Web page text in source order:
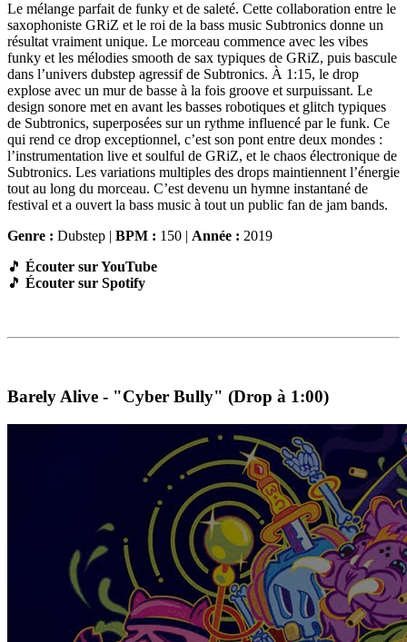
Le mélange parfait de funky et de saleté. Cette collaboration entre le
saxophoniste GRiZ et le roi de la bass music Subtronics donne un
résultat vraiment unique. Le morceau commence avec les vibes
funky et les mélodies smooth de sax typiques de GRiZ, puis bascule
dans l’univers dubstep agressif de Subtronics. À 1:15, le drop
explose avec un mur de basse à la fois groove et surpuissant. Le
design sonore met en avant les basses robotiques et glitch typiques
de Subtronics, superposées sur un rythme influencé par le funk. Ce
qui rend ce drop exceptionnel, c’est son pont entre deux mondes :
l’instrumentation live et soulful de GRiZ, et le chaos électronique de
Subtronics. Les variations multiples des drops maintiennent l’énergie
tout au long du morceau. C’est devenu un hymne instantané de
festival et a ouvert la bass music à tout un public fan de jam bands.
Genre : Dubstep | BPM : 150 | Année : 2019
🎵 Écouter sur YouTube
🎵 Écouter sur Spotify
Barely Alive - "Cyber Bully" (Drop à 1:00)